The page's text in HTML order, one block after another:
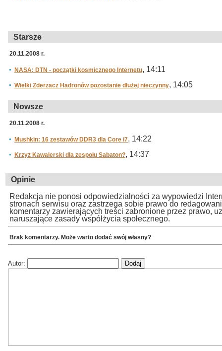
Starsze
20.11.2008 r.
NASA: DTN - początki kosmicznego Internetu, 14:11
Wielki Zderzacz Hadronów pozostanie dłużej nieczynny, 14:05
Nowsze
20.11.2008 r.
Mushkin: 16 zestawów DDR3 dla Core i7, 14:22
Krzyż Kawalerski dla zespołu Sabaton?, 14:37
Opinie
Redakcja nie ponosi odpowiedzialności za wypowiedzi
stronach serwisu oraz zastrzega sobie prawo do
komentarzy zawierających treści zabronione przez prawo,
naruszające zasady współżycia społecznego.
Brak komentarzy. Może warto dodać swój własny?
Autor: